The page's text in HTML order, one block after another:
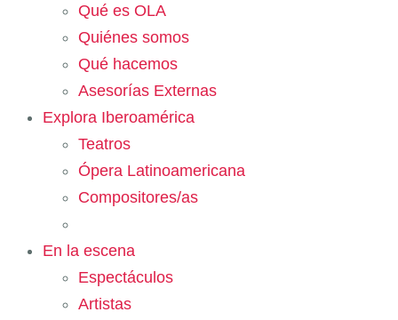
Qué es OLA
Quiénes somos
Qué hacemos
Asesorías Externas
Explora Iberoamérica
Teatros
Ópera Latinoamericana
Compositores/as
En la escena
Espectáculos
Artistas